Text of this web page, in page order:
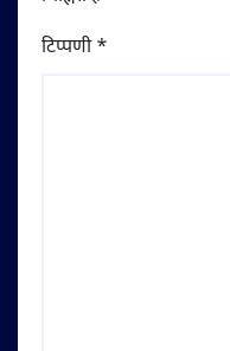
टिप्पणी*